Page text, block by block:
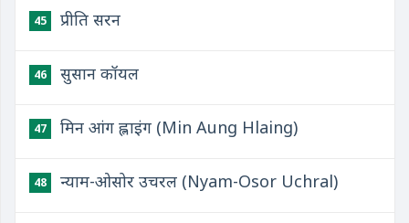
45 प्रीति सरन
46 सुसान कॉयल
47 मिन आंग ह्लाइंग (Min Aung Hlaing)
48 न्याम-ओसोर उचरल (Nyam-Osor Uchral)